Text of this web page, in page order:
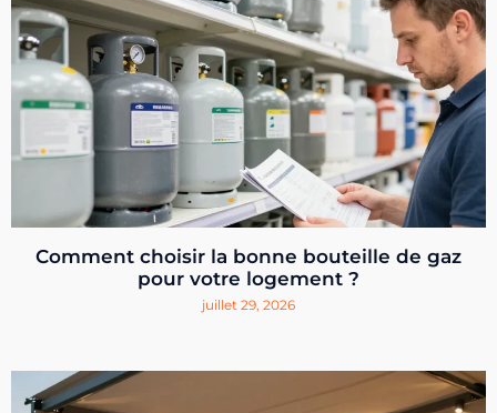
Comment choisir la bonne bouteille de gaz
pour votre logement ?
juillet 29, 2026